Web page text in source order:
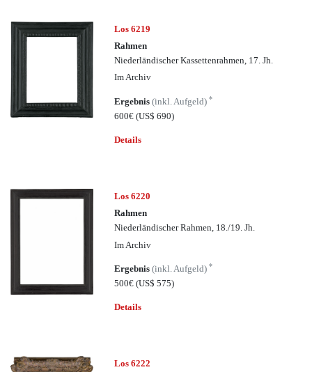
Los 6219
Rahmen
Niederländischer Kassettenrahmen, 17. Jh.
Im Archiv
Ergebnis(inkl. Aufgeld)*
600€(US$ 690)
Details
Los 6220
Rahmen
Niederländischer Rahmen, 18./19. Jh.
Im Archiv
Ergebnis(inkl. Aufgeld)*
500€(US$ 575)
Details
Los 6222